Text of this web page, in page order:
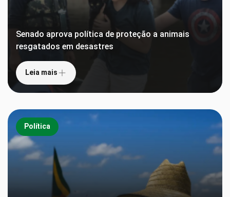
Senado aprova política de proteção a animais
resgatados em desastres
Leia mais
Política